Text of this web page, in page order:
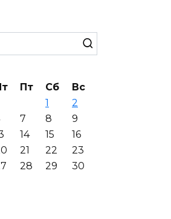
Пт Сб
Вс
1
2
7 8
9
14 15
16
21 22
23
28 29
30